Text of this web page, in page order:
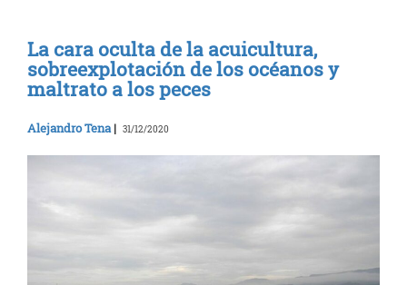
La cara oculta de la acuicultura,
sobreexplotación de los océanos y
maltrato a los peces
Alejandro Tena| 31/12/2020